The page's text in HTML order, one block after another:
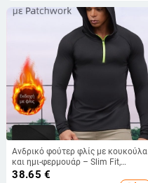
Ανδρικό φούτερ φλίς με κουκούλα
και ημι-φερμουάρ – Slim Fit,
Αντιανεμικό, Φθινοπωρινό-
38.65 €